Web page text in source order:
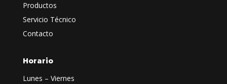
Productos
Servicio Técnico
Contacto
Horario
Lunes – Viernes